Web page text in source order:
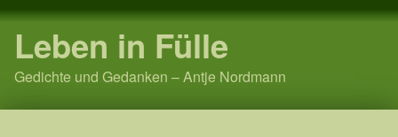
Leben in Fülle
Gedichte und Gedanken – Antje Nordmann